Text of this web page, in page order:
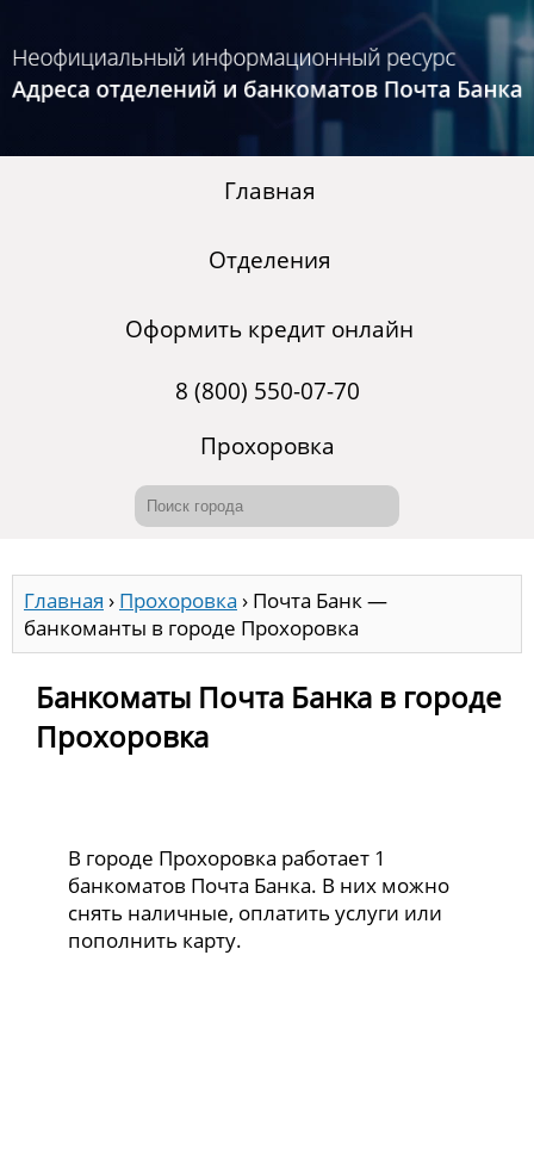
Главная
Отделения
Оформить кредит онлайн
8 (800) 550-07-70
Прохоровка
Главная › Прохоровка › Почта Банк —
банкоманты в городе Прохоровка
Банкоматы Почта Банка в городе
Прохоровка
В городе Прохоровка работает 1
банкоматов Почта Банка. В них можно
снять наличные, оплатить услуги или
пополнить карту.